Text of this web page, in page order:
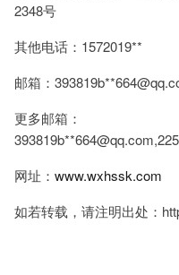
2348号
其他电话：1572019**
邮箱：393819b**
更多邮箱：
393819b**664@qq.com
网址： www.wxhssk.com
如若转载，请注明出处：